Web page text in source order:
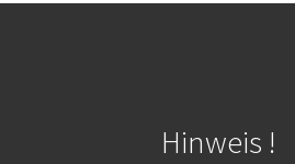
Hinweis !